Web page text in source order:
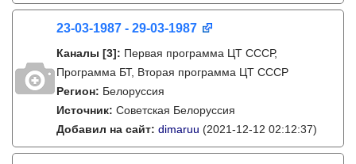
23-03-1987 - 29-03-1987
Каналы [3]: Первая программа ЦТ СССР,
Программа БТ, Вторая программа ЦТ СССР
Регион: Белоруссия
Источник: Советская Белоруссия
Добавил на сайт: dimaruu (2021-12-12 02:12:37)